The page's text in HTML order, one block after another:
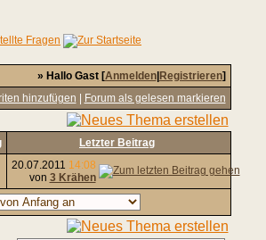
» Hallo Gast [Anmelden| Registrieren]
hinzufügen
Forum als gelesen markieren
Letzter Beitrag
20.07.2011 14:08
von 3 Krähen